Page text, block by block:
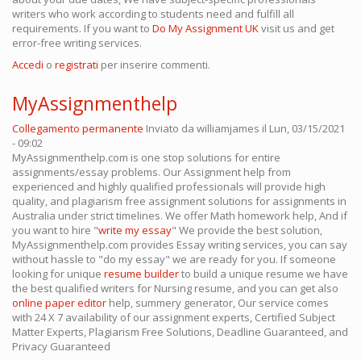
writers who work according to students need and fulfill all
requirements. If you want to Do My Assignment UKvisit us and get
error-free writing services.
Accedi o registrati per inserire commenti.
MyAssignmenthelp
Collegamento permanente Inviato da williamjames il Lun, 03/15/2021
- 09:02
MyAssignmenthelp.com is one stop solutions for entire
assignments/essay problems. Our Assignment help from
experienced and highly qualified professionals will provide high
quality, and plagiarism free assignment solutions for assignments in
Australia under strict timelines. We offer Math homework help, And if
you want to hire "write my essay" We provide the best solution,
MyAssignmenthelp.com provides Essay writing services, you can say
without hassle to "do my essay" we are ready for you. If someone
looking for unique resume builderto build a unique resume we have
the best qualified writers for Nursing resume, and you can get also
online paper editor help, summery generator, Our service comes
with 24 X 7 availability of our assignment experts, Certified Subject
Matter Experts, Plagiarism Free Solutions, Deadline Guaranteed, and
Privacy Guaranteed